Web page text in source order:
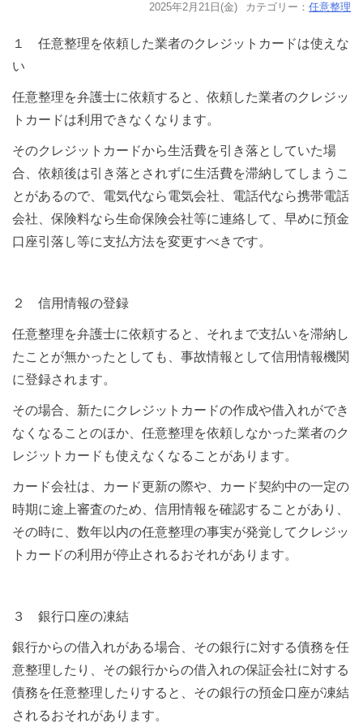
2025年2月21日(金) カテゴリー： 任意整理
１ 任意整理を依頼した業者のクレジットカードは使えな
い
任意整理を弁護士に依頼すると、依頼した業者のクレジッ
トカードは利用できなくなります。
そのクレジットカードから生活費を引き落としていた場
合、依頼後は引き落とされずに生活費を滞納してしまうこ
とがあるので、電気代なら電気会社、電話代なら携帯電話
会社、保険料なら生命保険会社等に連絡して、早めに預金
口座引落し等に支払方法を変更すべきです。
２ 信用情報の登録
任意整理を弁護士に依頼すると、それまで支払いを滞納し
たことが無かったとしても、事故情報として信用情報機関
に登録されます。
その場合、新たにクレジットカードの作成や借入れができ
なくなることのほか、任意整理を依頼しなかった業者のク
レジットカードも使えなくなることがあります。
カード会社は、カード更新の際や、カード契約中の一定の
時期に途上審査のため、信用情報を確認することがあり、
その時に、数年以内の任意整理の事実が発覚してクレジッ
トカードの利用が停止されるおそれがあります。
３ 銀行口座の凍結
銀行からの借入れがある場合、その銀行に対する債務を任
意整理したり、その銀行からの借入れの保証会社に対する
債務を任意整理したりすると、その銀行の預金口座が凍結
されるおそれがあります。